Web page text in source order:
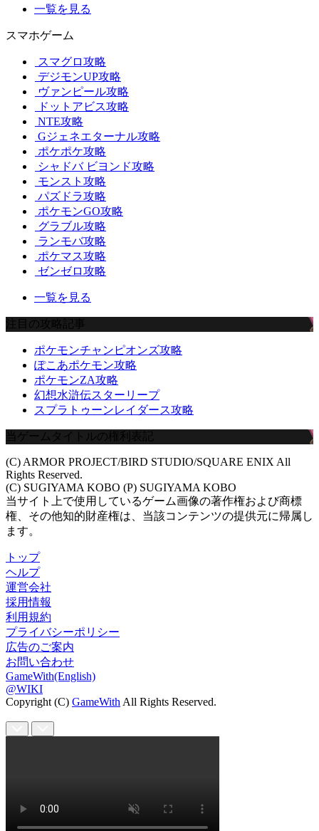
一覧を見る
スマホゲーム
スマグロ攻略
デジモンUP攻略
ヴァンピール攻略
ドットアビス攻略
NTE攻略
Gジェネエターナル攻略
ポケポケ攻略
シャドバ ビヨンド攻略
モンスト攻略
パズドラ攻略
ポケモンGO攻略
グラブル攻略
ランモバ攻略
ポケマス攻略
ゼンゼロ攻略
一覧を見る
注目の攻略記事
ポケモンチャンピオンズ攻略
ぽこあポケモン攻略
ポケモンZA攻略
幻想水滸伝スターリープ
スプラトゥーンレイダース攻略
当ゲームタイトルの権利表記
(C) ARMOR PROJECT/BIRD STUDIO/SQUARE ENIX All
Rights Reserved.
(C) SUGIYAMA KOBO (P) SUGIYAMA KOBO
当サイト上で使用しているゲーム画像の著作権および商標
権、その他知的財産権は、当該コンテンツの提供元に帰属し
ます。
トップ
ヘルプ
運営会社
採用情報
利用規約
プライバシーポリシー
広告のご案内
お問い合わせ
GameWith(English)
@WIKI
Copyright (C) GameWith All Rights Reserved.